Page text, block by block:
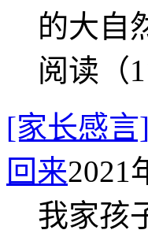
的大自
阅读（
[家长感
回来2021
我家孩